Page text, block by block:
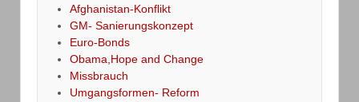
Afghanistan-Konflikt
GM- Sanierungskonzept
Euro-Bonds
Obama,Hope and Change
Missbrauch
Umgangsformen- Reform